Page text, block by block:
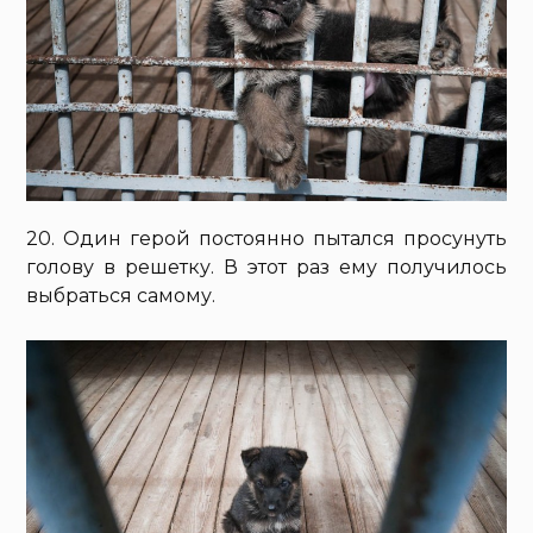
20. Один герой постоянно пытался просунуть
голову в решетку. В этот раз ему получилось
выбраться самому.